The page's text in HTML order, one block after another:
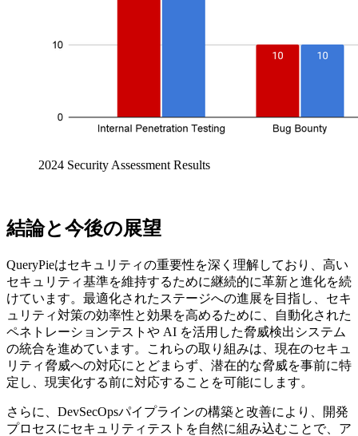
2024 Security Assessment Results
結論と今後の展望
QueryPieはセキュリティの重要性を深く理解しており、高い
セキュリティ基準を維持するために継続的に革新と進化を続
けています。最適化されたステージへの進展を目指し、セキ
ュリティ対策の効率性と効果を高めるために、自動化された
ペネトレーションテストや AI を活用した脅威検出システム
の統合を進めています。これらの取り組みは、現在のセキュ
リティ脅威への対応にとどまらず、潜在的な脅威を事前に特
定し、現実化する前に対応することを可能にします。
さらに、DevSecOpsパイプラインの構築と改善により、開発
プロセスにセキュリティテストを自然に組み込むことで、ア